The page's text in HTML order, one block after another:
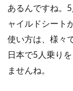
あるんですね。
ャイルドシート
使い方は、様々
日本で5人乗り
ませんね。